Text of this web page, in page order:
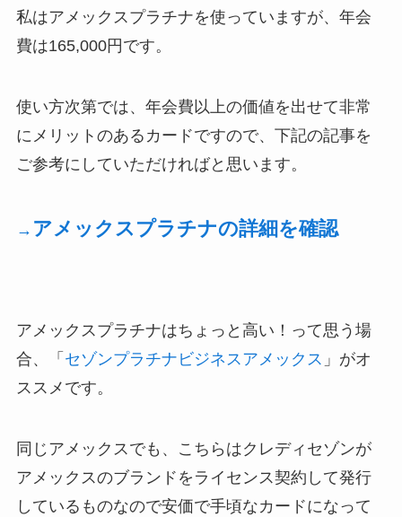
私はアメックスプラチナを使っていますが、年会
費は165,000円です。
使い方次第では、年会費以上の価値を出せて非常
にメリットのあるカードですので、下記の記事を
ご参考にしていただければと思います。
→ アメックスプラチナの詳細を確認
アメックスプラチナはちょっと高い！って思う場
合、「 セゾンプラチナビジネスアメックス 」がオ
ススメです。
同じアメックスでも、こちらはクレディセゾンが
アメックスのブランドをライセンス契約して発行
しているものなので安価で手頃なカードになって